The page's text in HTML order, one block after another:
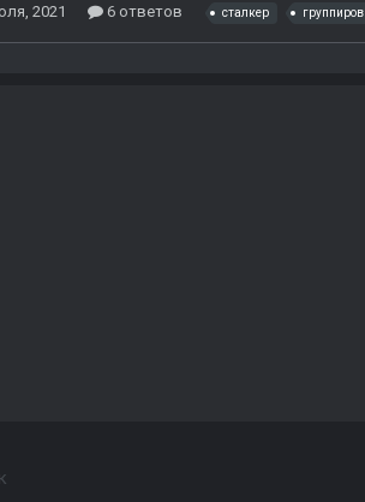
2021 6 ответов сталкер